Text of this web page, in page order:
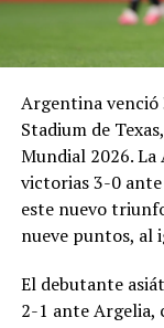
Argentina venció
Stadium de
Mundial 2026.
victorias 3-0
este nuevo
nueve puntos, al
El debutante
2-1 ante Argelia,